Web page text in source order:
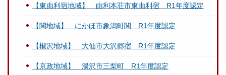
【東由利宿地域】 由利本荘市東由利宿 R1年度認定
【関地域】 にかほ市象潟町関 R1年度認定
【椒沢地域】 大仙市大沢郷宿 R1年度認定
【京政地域】 湯沢市三梨町 R1年度認定